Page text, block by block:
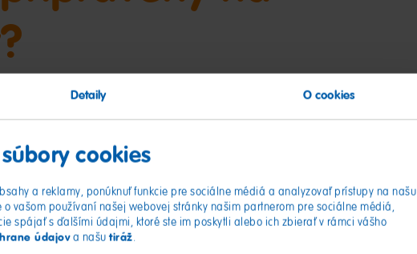
Detaily O cookies
cookies
a reklamy, ponúknuť funkcie pre sociálne médiá a analyzovať prístupy na našu
vašom používaní našej webovej stránky našim partnerom pre sociálne médiá,
spájať s ďalšími údajmi, ktoré ste im poskytli alebo ich zbierať v rámci vášho
údajova našutiráž.
Máme pre vás pár skvelých nápadov!
alebo ozdobnú girlandu – tieto DIY prinesú
náladu. Užite si strašnú zábavu!